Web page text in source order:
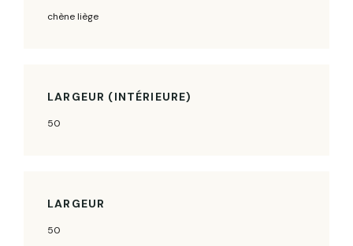
chène liège
LARGEUR (INTÉRIEURE)
50
LARGEUR
50